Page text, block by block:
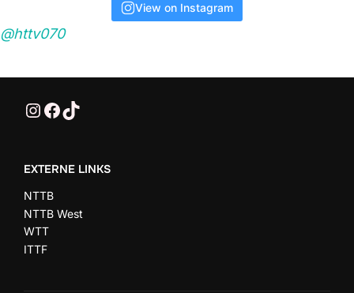
View on Instagram
@httv070
@HTTV070
HTTV-070
HTTV-070
EXTERNE LINKS
NTTB
NTTB West
WTT
ITTF